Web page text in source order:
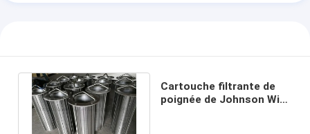
Cartouche filtrante de
poignée de Johnson Wire